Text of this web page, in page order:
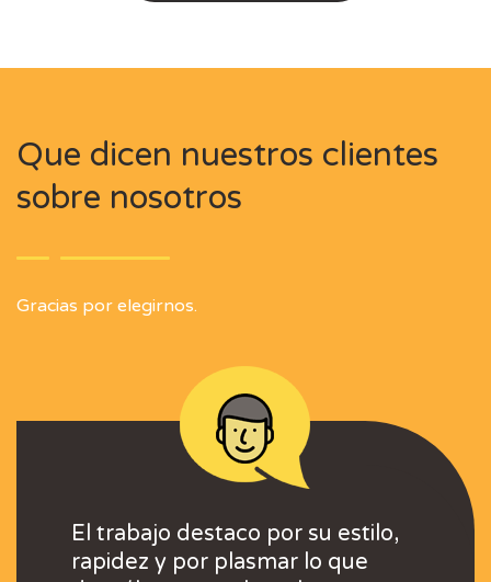
Que dicen nuestros clientes
sobre nosotros
Gracias por elegirnos.
con el resultado
rapidez y
El trabajo destaco por su estilo,
rapidez y por plasmar lo que
Excelentes
mucha capacidad
Muy contentos
final, buen trato,
El trabajo destaco
rapidez y por